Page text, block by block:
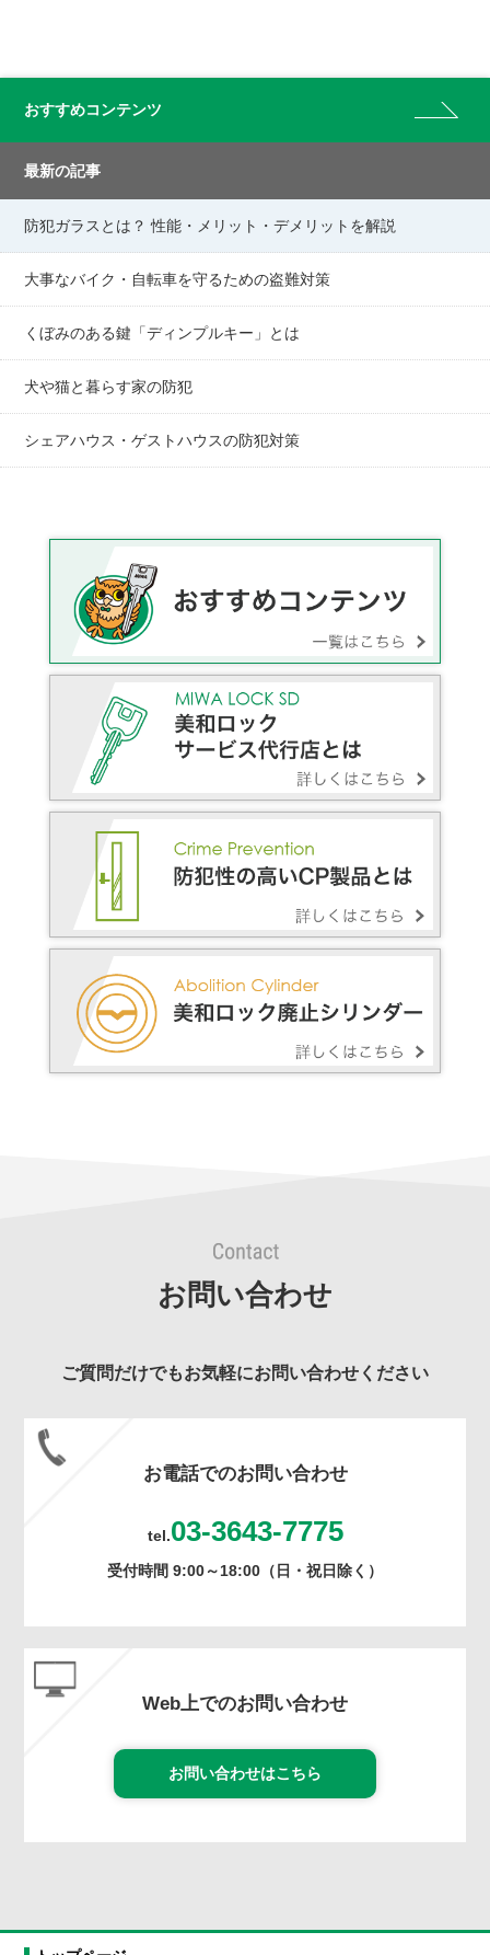
おすすめコンテンツ
最新の記事
防犯ガラスとは？ 性能・メリット・デメリットを解説
大事なバイク・自転車を守るための盗難対策
くぼみのある鍵「ディンプルキー」とは
犬や猫と暮らす家の防犯
シェアハウス・ゲストハウスの防犯対策
お問い合わせ
ご質問だけでもお気軽にお問い合わせください
お電話でのお問い合わせ
tel.03-3643-7775
受付時間 9:00～18:00（日・祝日除く）
Web上でのお問い合わせ
お問い合わせはこちら